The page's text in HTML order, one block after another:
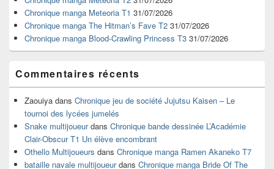
barre
latérale
Chronique manga Meteoria T1 31/07/2026
Chronique manga The Hitman’s Fave T2 31/07/2026
Chronique manga Blood-Crawling Princess T3 31/07/2026
Commentaires récents
Zaouiya dans Chronique jeu de société Jujutsu Kaisen – Le
tournoi des lycées jumelés
Snake multijoueurdans Chronique bande dessinée L’Académie
Clair-Obscur T1 Un élève encombrant
Othello Multijoueurs dans Chronique manga Ramen Akaneko T7
bataille navale multijoueurdans Chronique manga Bride Of The